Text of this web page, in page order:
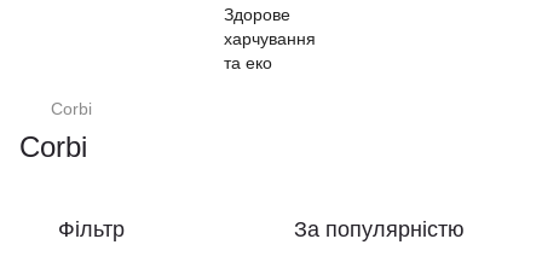
Corbi
Corbi
Фільтр За популярністю